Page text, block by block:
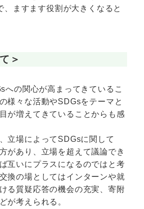
、ますます役割が大きくなると
＞
への関心が高まってきているこ
様々な活動やSDGsをテーマと
が増えてきていることからも感
立場によってSDGsに関して
があり、立場を超えて議論でき
互いにプラスになるのではと考
換の場としてはインターンや就
る質疑応答の機会の充実、寄附
が考えられる。